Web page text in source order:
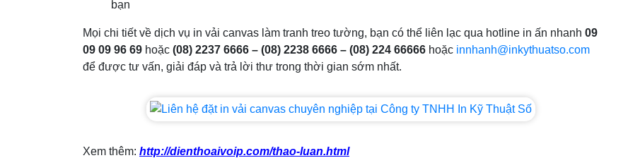
bạn
Mọi chi tiết về dịch vụ in vải canvas làm tranh treo tường, bạn có thể liên lạc qua hotline in ấn nhanh 09
09 09 96 69 hoặc (08) 2237 6666 – (08) 2238 6666 – (08) 224 66666 hoặc innhanh@inkythuatso.com
để được tư vấn, giải đáp và trả lời thư trong thời gian sớm nhất.
Xem thêm: http://dienthoaivoip.com/thao-luan.html